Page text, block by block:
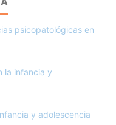
psicopatológicas en
la infancia y
y adolescencia